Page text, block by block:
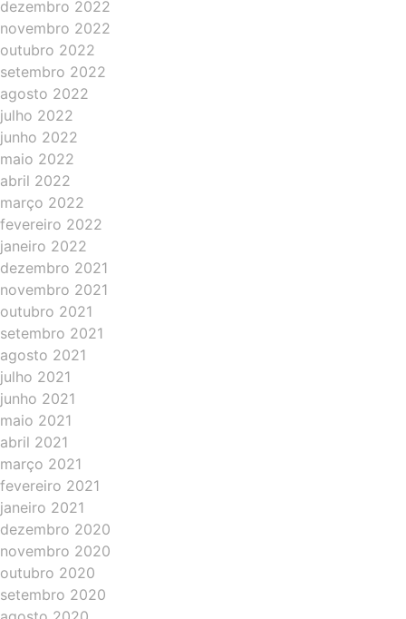
dezembro 2022
novembro 2022
outubro 2022
setembro 2022
agosto 2022
julho 2022
junho 2022
maio 2022
abril 2022
março 2022
fevereiro 2022
janeiro 2022
dezembro 2021
novembro 2021
outubro 2021
setembro 2021
agosto 2021
julho 2021
junho 2021
maio 2021
abril 2021
março 2021
fevereiro 2021
janeiro 2021
dezembro 2020
novembro 2020
outubro 2020
setembro 2020